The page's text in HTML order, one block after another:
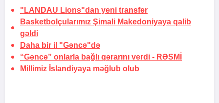
"LANDAU Lions"dan yeni transfer
Basketbolçularımız Şimali Makedoniyaya qalib
gəldi
Daha bir il "Gəncə"də
“Gəncə” onlarla bağlı qərarını verdi - RƏSMİ
Millimiz İslandiyaya məğlub olub